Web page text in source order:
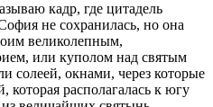
кадр, где цитадель
не сохранилась, но она
великолепным,
или куполом над святым
солеей, окнами, через которые
которая располагалась к югу